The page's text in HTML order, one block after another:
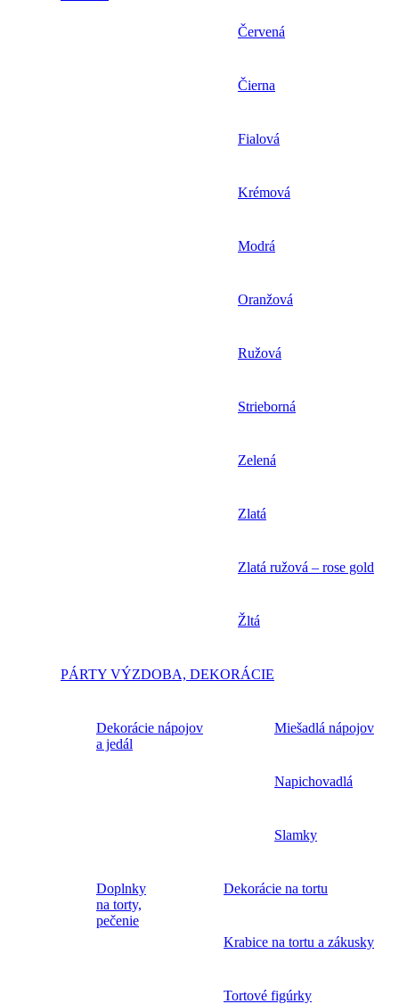
Červená
Čierna
Fialová
Krémová
Modrá
Oranžová
Ružová
Strieborná
Zelená
Zlatá
Zlatá ružová – rose gold
Žltá
PÁRTY VÝZDOBA, DEKORÁCIE
Dekorácie nápojov
a jedál
Miešadlá nápojov
Napichovadlá
Slamky
Doplnky
na torty,
pečenie
Dekorácie na tortu
Krabice na tortu a zákusky
Tortové figúrky